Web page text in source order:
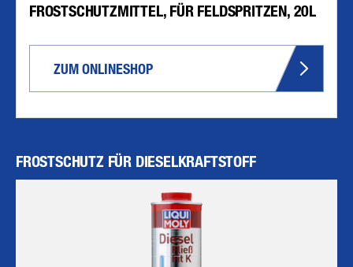
FROSTSCHUTZMITTEL, FÜR FELDSPRITZEN, 20L
ZUM ONLINESHOP
FROSTSCHUTZ FÜR DIESELKRAFTSTOFF